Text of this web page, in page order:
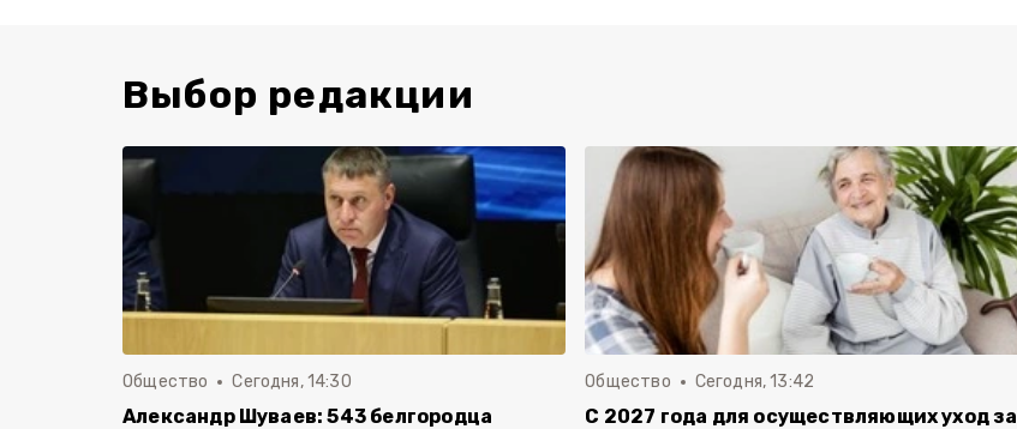
Выбор редакции
Общество Сегодня, 14:30
Александр Шуваев: 543 белгородца
Общество Сегодня, 13:42
С 2027 года для осуществляющих уход за